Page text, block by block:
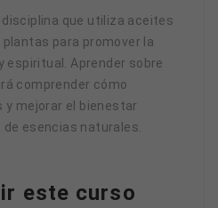
disciplina que utiliza aceites
para promover la
espiritual. Aprender sobre
comprender cómo
y mejorar el bienestar
esencias naturales.
este curso